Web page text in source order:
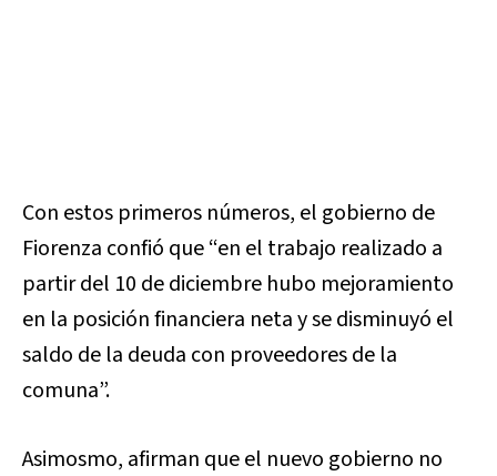
Con estos primeros números, el gobierno de
Fiorenza confió que “en el trabajo realizado a
partir del 10 de diciembre hubo mejoramiento
en la posición financiera neta y se disminuyó el
saldo de la deuda con proveedores de la
comuna”.
Asimosmo, afirman que el nuevo gobierno no